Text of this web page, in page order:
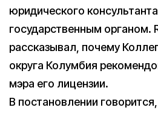
юридического
государственным органом.
рассказывал, почему
округа Колумбия
мэра его лицензии.
В постановлении